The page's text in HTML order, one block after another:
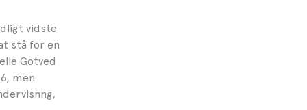
vidste
stå for en
Gotved
men